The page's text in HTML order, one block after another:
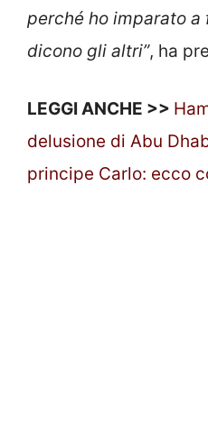
perché ho imparato a
dicono gli altri”, ha
LEGGI ANCHE >>
delusione di Abu
principe Carlo: ecco